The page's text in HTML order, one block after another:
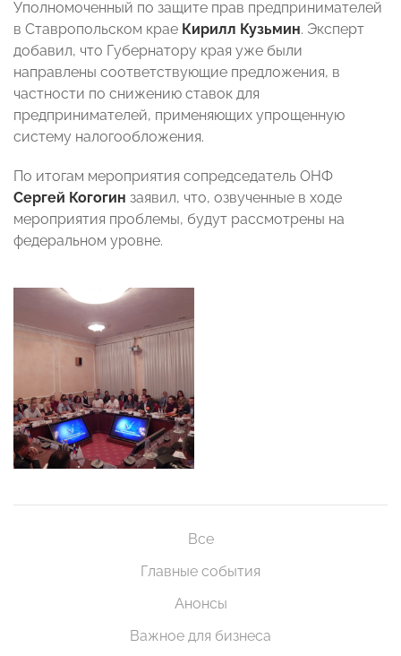
Уполномоченный по защите прав предпринимателей
в Ставропольском крае Кирилл Кузьмин. Эксперт
добавил, что Губернатору края уже были
направлены соответствующие предложения, в
частности по снижению ставок для
предпринимателей, применяющих упрощенную
систему налогообложения.
По итогам мероприятия сопредседатель ОНФ
Сергей Когогин заявил, что, озвученные в ходе
мероприятия проблемы, будут рассмотрены на
федеральном уровне.
Все
Главные события
Анонсы
Важное для бизнеса